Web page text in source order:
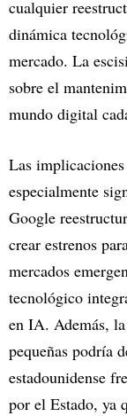
cualquier
dinámica
mercado. La
sobre el
mundo digital
Las
especialmente
Google
crear estrenos
mercados
tecnológico
en IA. Además,
pequeñas podría
estadounidense
por el Estado, ya